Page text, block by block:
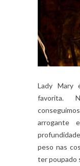
Lady Mary
favorita.
arrogante
peso nas
ter poupado